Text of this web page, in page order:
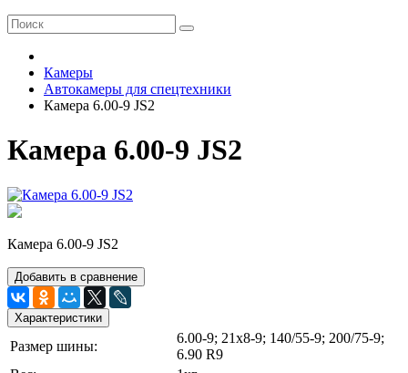
Камеры
Автокамеры для спецтехники
Камера 6.00-9 JS2
Камера 6.00-9 JS2
Камера 6.00-9 JS2
Добавить в сравнение
Характеристики
Размер шины:
6.00-9; 21х8-9; 140/55-9; 200/75-9;
6.90 R9